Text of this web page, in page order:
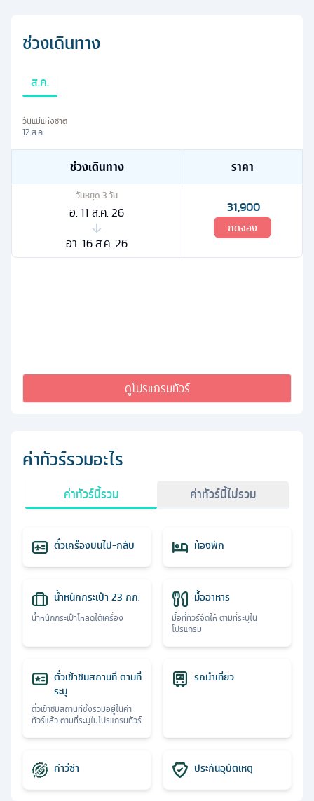
ช่วงเดินทาง
ส.ค.
วันแม่แห่งชาติ
12 ส.ค.
ช่วงเดินทาง ราคา
วันหยุด 3วัน
อ. 11 ส.ค. 26
อา. 16 ส.ค. 26
31,900
กดจอง
ดูโปรแกรมทัวร์
ค่าทัวร์รวมอะไร
ค่าทัวร์นี้รวม ค่าทัวร์นี้ไม่รวม
ตั๋วเครื่องบินไป-กลับ ห้องพัก
น้ำหนักกระเป๋า 23 กก.
น้ำหนักกระเป๋าโหลดใต้เครื่อง
มื้ออาหาร
มื้อที่ทัวร์จัดให้ ตามที่ระบุใน
โปรแกรม
ตั๋วเข้าชมสถานที่ ตามที่
ระบุ
ตั๋วเข้าชมสถานที่ซึ่งรวมอยู่ในค่า
ทัวร์แล้ว ตามที่ระบุในโปรแกรมทัวร์
รถนำเที่ยว
ค่าวีซ่า ประกันอุบัติเหตุ